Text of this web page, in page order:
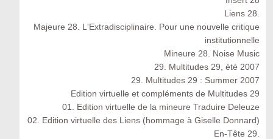
Liens 28.
Majeure 28. L'Extradisciplinaire. Pour une nouvelle critique
institutionnelle
Mineure 28. Noise Music
29. Multitudes 29, été 2007
29. Multitudes 29 : Summer 2007
Edition virtuelle et compléments de Multitudes 29
01. Edition virtuelle de la mineure Traduire Deleuze
02. Edition virtuelle des Liens (hommage à Giselle Donnard)
En-Tête 29.